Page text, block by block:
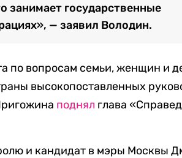
занимает государственные
— заявил Володин.
по вопросам семьи, женщин и
высокопоставленных
поднял глава
и кандидат в мэры Москвы